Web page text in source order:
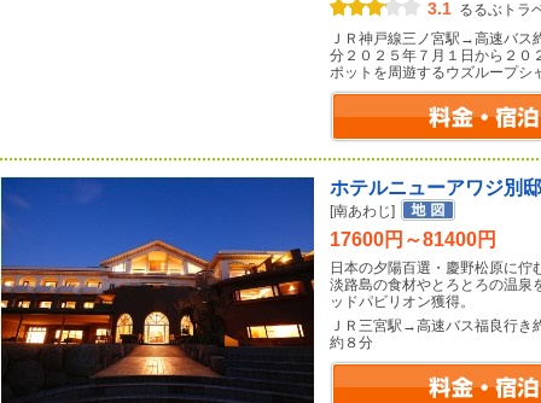
3.1 るるぶトラ
ＪＲ神戸線三ノ宮駅→高速バ
分２０２５年７月１日から２０
ポットを周遊するウズループシ
ホテルニューアワジ別
[南あわじ]
17600円～81400円
日本の夕陽百選・慶野松原に
淡路島の食材やとろとろの温泉
ッドパビリオン獲得。
ＪＲ三宮駅→高速バス福良行
約８分